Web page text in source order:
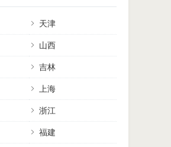
天津
山西
吉林
上海
浙江
福建